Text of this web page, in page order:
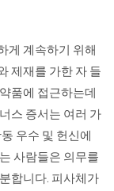
게 계속하기 위해
제재를 가한 자 들
품에 접근하는데
스 증서는 여러 가
우수 및 헌신에
사람들은 의무를
합니다. 피사체가